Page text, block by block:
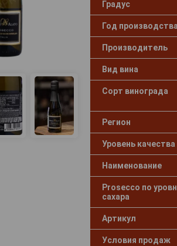
Градус
Год производства
Производитель
Вид вина
Сорт винограда
Регион
Уровень качества
Наименование
Prosecco по
сахара
Артикул
Условия продаж